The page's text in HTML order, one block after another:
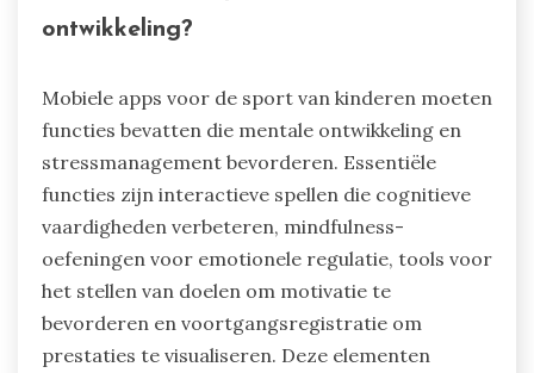
ontwikkeling?
Mobiele apps voor de sport van kinderen moeten
functies bevatten die mentale ontwikkeling en
stressmanagement bevorderen. Essentiële
functies zijn interactieve spellen die cognitieve
vaardigheden verbeteren, mindfulness-
oefeningen voor emotionele regulatie, tools voor
het stellen van doelen om motivatie te
bevorderen en voortgangsregistratie om
prestaties te visualiseren. Deze elementen